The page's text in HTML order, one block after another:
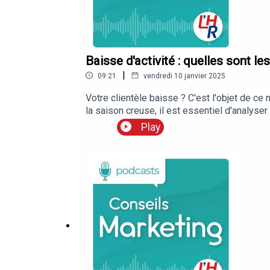
Baisse d'activité : quelles sont
09:21 | vendredi 10 janvier 2025
Votre clientèle baisse ? C'est l'objet de ce
la saison creuse, il est essentiel
connaissent. Selon l'expert, cinq
vends et/ou par rapport au salaire des
pour relancer sa fréquentation ? Il faut
également possible de faire appel à un
Une baisse de prix peut effrayer la
Play